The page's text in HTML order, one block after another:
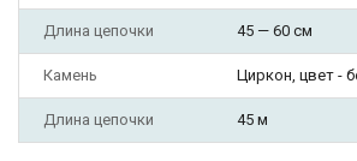
Длина цепочки 45 — 60 см
Камень Циркон, цвет -
Длина цепочки 45 м